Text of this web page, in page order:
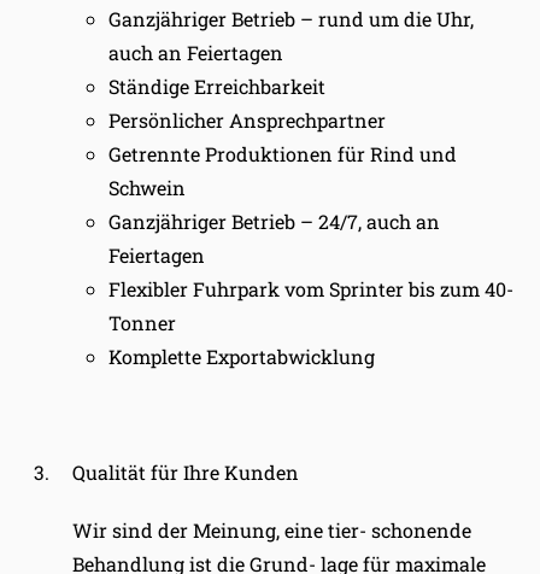
Ganzjähriger Betrieb – rund um die Uhr,
auch an Feiertagen
Ständige Erreichbarkeit
Persönlicher Ansprechpartner
Getrennte Produktionen für Rind und
Schwein
Ganzjähriger Betrieb – 24/7, auch an
Feiertagen
Flexibler Fuhrpark vom Sprinter bis zum 40-
Tonner
Komplette Exportabwicklung
Qualität für Ihre Kunden
Wir sind der Meinung, eine tier- schonende
Behandlung ist die Grund- lage für maximale